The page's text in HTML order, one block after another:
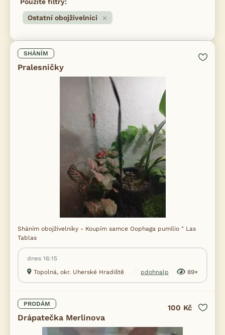
Ostatní obojživelníci
SHÁNÍM
Pralesničky
Sháním obojživelníky - Koupím samce Oophaga pumilio " Las
Tablas
dnes 16:15
Topolná, okr. Uherské Hradiště
pdohnalp 89×
PRODÁM
Drápatečka Merlinova
100 Kč